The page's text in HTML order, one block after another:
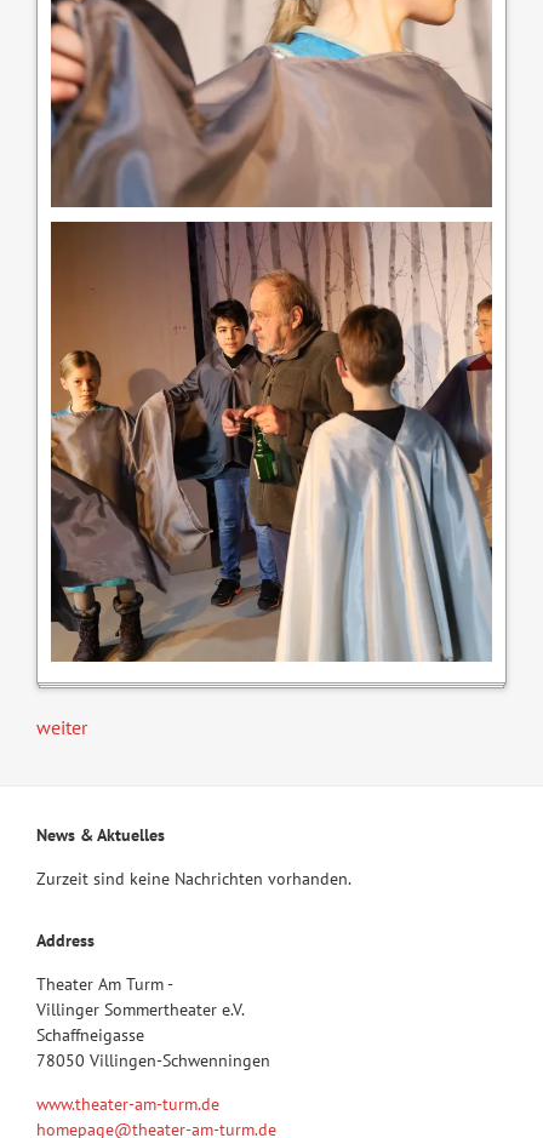
weiter
News & Aktuelles
Zurzeit sind keine Nachrichten vorhanden.
Address
Theater Am Turm -
Villinger Sommertheater e.V.
Schaffneigasse
78050 Villingen-Schwenningen
www.theater-am-turm.de
homepage@theater-am-turm.de